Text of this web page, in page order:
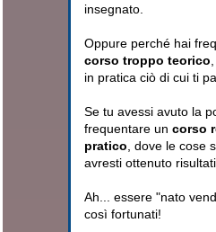
insegnato.
Oppure perché hai
corso troppo teorico
in pratica ciò di cui ti
Se tu avessi avuto la
frequentare un corso
pratico , dove le cose
avresti ottenuto
Ah... essere "nato
così fortunati!